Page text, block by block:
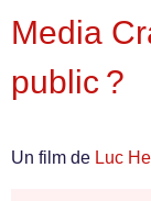
Media
public ?
Un film de Luc